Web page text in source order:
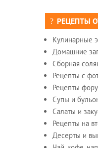
РЕЦЕПТЫ
Кулинарные
Домашние
Сборная
Рецепты c
Рецепты
Супы и
Салаты и
Рецепты на
Десерты и